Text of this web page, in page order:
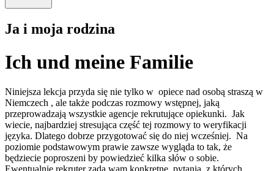
Ja i moja rodzina
Ich und meine Familie
Niniejsza lekcja przyda się nie tylko w opiece nad osobą straszą w
Niemczech , ale także podczas rozmowy wstępnej, jaką
przeprowadzają wszystkie agencje rekrutujące opiekunki. Jak
wiecie, najbardziej stresująca część tej rozmowy to weryfikacji
języka. Dlatego dobrze przygotować się do niej wcześniej. Na
poziomie podstawowym prawie zawsze wygląda to tak, że
będziecie poproszeni by powiedzieć kilka słów o sobie.